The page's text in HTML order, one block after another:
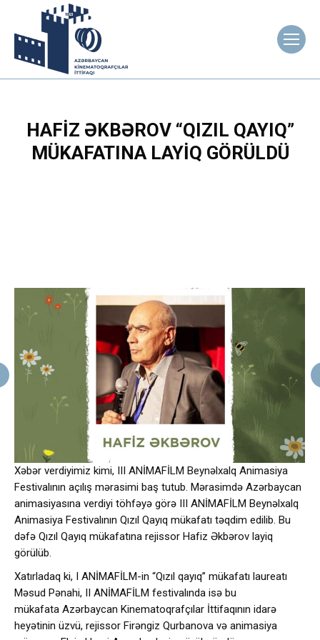
HAFIZ ƏKBƏROV “QIZIL QAYIQ”
MÜKAFATINA LAYIQ GÖRÜLDÜ
Xəbər verdiyimiz kimi, III ANİMAFİLM Beynəlxalq Animasiya
Festivalının açılış mərasimi baş tutub. Mərasimdə Azərbaycan
animasiyasına verdiyi töhfəyə görə III ANİMAFİLM Beynəlxalq
Animasiya Festivalının Qızıl Qayıq mükafatı təqdim edilib. Bu
dəfə Qızıl Qayıq mükafatına rejissor Hafiz Əkbərov layiq
görülüb.
Xatırladaq ki, I ANİMAFİLM-in “Qızıl qayıq” mükafatı laureatı
Məsud Pənahi, II ANİMAFİLM festivalında isə bu
mükafata Azərbaycan Kinematoqrafçılar İttifaqının idarə
heyətinin üzvü, rejissor Firəngiz Qurbanova və animasiya